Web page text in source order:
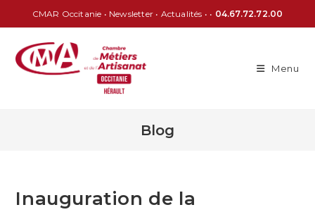
CMAR Occitanie • Newsletter • Actualités • • 04.67.72.72.00
Menu
Blog
Inauguration de la